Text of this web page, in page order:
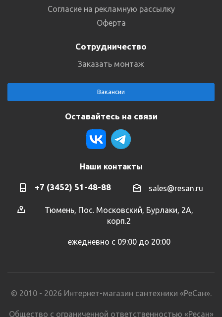
Согласие на рекламную рассылку
Оферта
Сотрудничество
Заказать монтаж
Вакансии
Оставайтесь на связи
Наши контакты
+7 (3452) 51-48-88 sales@resan.ru
Тюмень, Пос. Московский, Бурлаки, 2А,
корп.2
ежедневно с 09:00 до 20:00
© 2010 - 2026 Интернет-магазин сантехники «РеСан».
Общество с ограниченной ответственностью «Ресан»